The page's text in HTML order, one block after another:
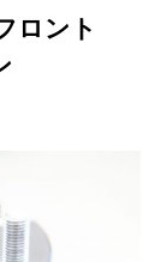
ロント